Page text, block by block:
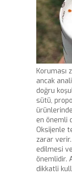
Koruması
ancak
doğru
sütü,
en önemli
Oksijenle
zarar
edilmesi
önemlidir.
dikkatli